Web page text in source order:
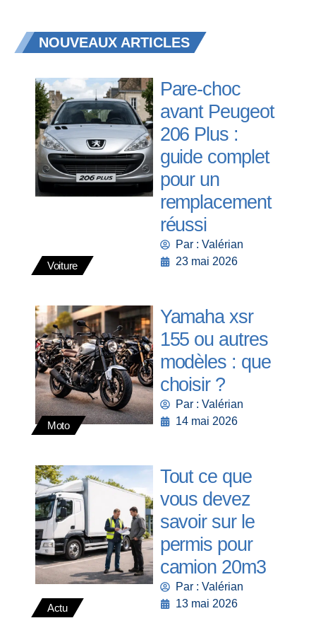
NOUVEAUX ARTICLES
Voiture
Pare-choc
avant Peugeot
206 Plus :
guide complet
pour un
remplacement
réussi
Par : Valérian
23 mai 2026
Moto
Yamaha xsr
155 ou autres
modèles : que
choisir ?
Par : Valérian
14 mai 2026
Actu
Tout ce que
vous devez
savoir sur le
permis pour
camion 20m3
Par : Valérian
13 mai 2026